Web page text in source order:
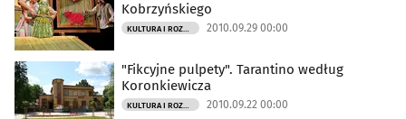
Kobrzyńskiego
KULTURA I ROZRYWKA 2010.09.29 00:00
"Fikcyjne pulpety". Tarantino według
Koronkiewicza
KULTURA I ROZRYWKA 2010.09.22 00:00